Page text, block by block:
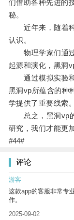
们借助各种先进的
秘。
近年来，随着科
认识。
物理学家们通过
起源和演化，黑洞
通过模拟实验和
黑洞vp所蕴含的种
学提供了重要线索。
总之，黑洞vp的
研究，我们才能更
#44#
评论
游客
这款app的客服非常专
作。
2025-09-02